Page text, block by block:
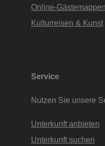
Online-Gästemappen
Kulturreisen & Kunst
Service
Nutzen Sie unsere
Unterkunft anbieten
Unterkunft suchen